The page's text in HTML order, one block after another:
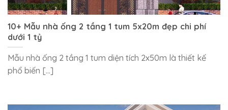
10+ Mẫu nhà ống 2 tầng 1 tum 5x20m đẹp chi phí
dưới 1 tỷ
Mẫu nhà ống 2 tầng 1 tum diện tích 2x50m là thiết kế
phổ biến [...]